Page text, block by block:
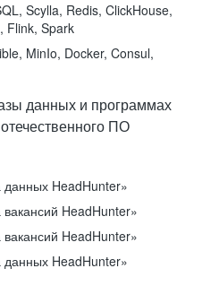
Scylla, Redis, ClickHouse,
Flink, Spark
MinIo, Docker, Consul,
данных и программах
ПО
HeadHunter»
HeadHunter»
HeadHunter»
HeadHunter»